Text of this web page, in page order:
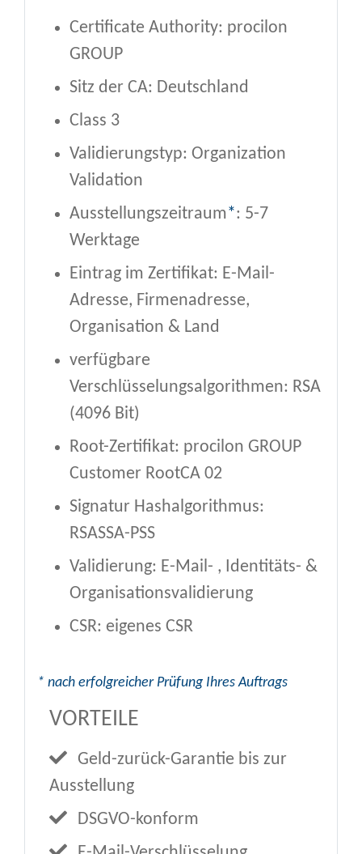
Certificate Authority: procilon
GROUP
Sitz der CA: Deutschland
Class 3
Validierungstyp: Organization
Validation
Ausstellungszeitraum*: 5-7
Werktage
Eintrag im Zertifikat: E-Mail-
Adresse, Firmenadresse,
Organisation & Land
verfügbare
Verschlüsselungsalgorithmen: RSA
(4096 Bit)
Root-Zertifikat: procilon GROUP
Customer RootCA 02
Signatur Hashalgorithmus:
RSASSA-PSS
Validierung: E-Mail- , Identitäts- &
Organisationsvalidierung
CSR: eigenes CSR
* nach erfolgreicher Prüfung Ihres Auftrags
VORTEILE
Geld-zurück-Garantie bis zur
Ausstellung
DSGVO-konform